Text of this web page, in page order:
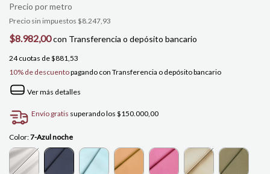
Precio sin impuestos $8.247,93
$8.982,00con Transferencia o depósito bancario
24 cuotas de$881,53
10% de descuentopagando con Transferencia o depósito bancario
Ver más detalles
Envío gratis superando los $150.000,00
Color:7-Azul noche